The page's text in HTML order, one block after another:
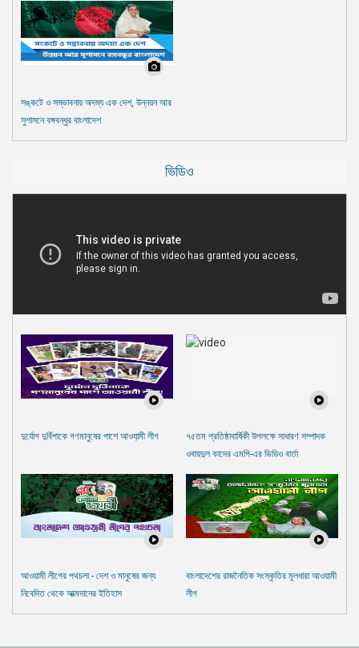
সঙ্কটে ও সম্ভাবনায় অদম্য এক দেশ, উন্নয়ন আর
সুশাসনে বঙ্গবন্ধুর বাংলাদেশ
ভিডিও
দুর্যোগ দুর্বিপাকে গণমানুষের পাশে আওযা়মী লীগ
৭৫তম প্রতিষ্ঠাবার্ষিকী উপলক্ষে সাধারণ সম্পাদক
ওবায়দুল কাদের এমপি-এর ভিডিও বার্তা
আওয়ামী লীগের পথচলা - দেশ ও মানুষের জন্য
নিবেদিত থেকে আত্মদানের ইতিহাস
বাংলাদেশের রাজনৈতিক সংস্কৃতির মূলধারা আওয়ামী
লীগ